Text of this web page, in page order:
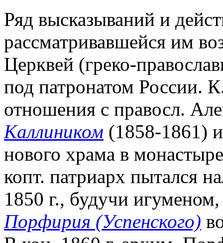
Ряд высказываний и
рассматривавшейся им
Церквей (греко-
под патронатом России.
отношения с правосл.
Каллиником (1858-1861)
нового храма в
копт. патриарх пытался
1850 г., будучи
Порфирия (Успенского)